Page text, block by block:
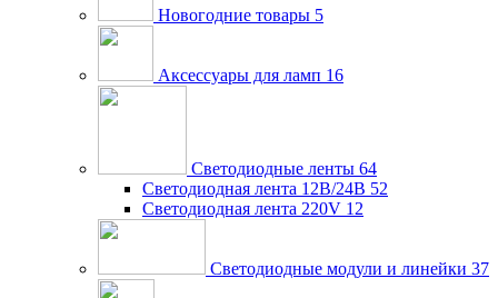
Новогодние товары 5
Аксессуары для ламп 16
Светодиодные ленты 64
Светодиодная лента 12В/24В 52
Светодиодная лента 220V 12
Светодиодные модули и линейки 37